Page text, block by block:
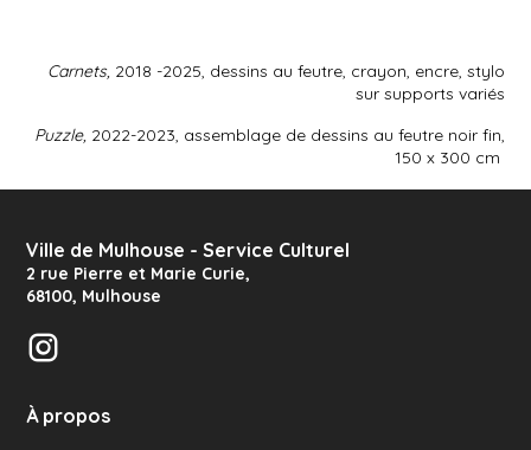
Carnets, 2018 -2025, dessins au feutre, crayon, encre, stylo
sur supports variés
Puzzle, 2022-2023, assemblage de dessins au feutre noir fin,
150 x 300 cm
Ville de Mulhouse - Service Culturel
2 rue Pierre et Marie Curie,
68100, Mulhouse
Instagram
À propos